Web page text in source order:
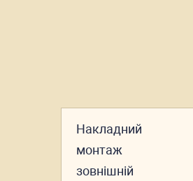
Накладний
монтаж
зовнішній